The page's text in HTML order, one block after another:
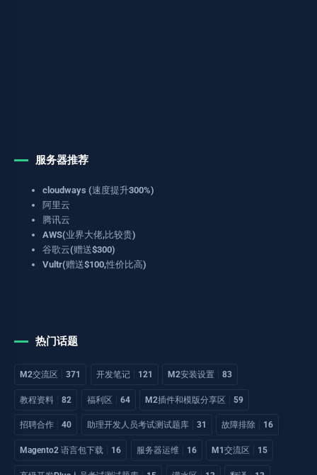
服务器推荐
cloudways (速度提升300%)
阿里云
腾讯云
AWS(业界大佬,比较贵)
谷歌云(赠送$300)
Vultr(赠送$100,性价比高)
热门话题
M2交流区 371 开发笔记 121 M2安装设置 83
教程资料 82 福利区 64 M2插件和模版分享区 59
招聘合作 40 助理开发人员考试测试题库 31 故障排除 16
Magento2 语言包下载 16 服务器运维 16 M1交流区 15